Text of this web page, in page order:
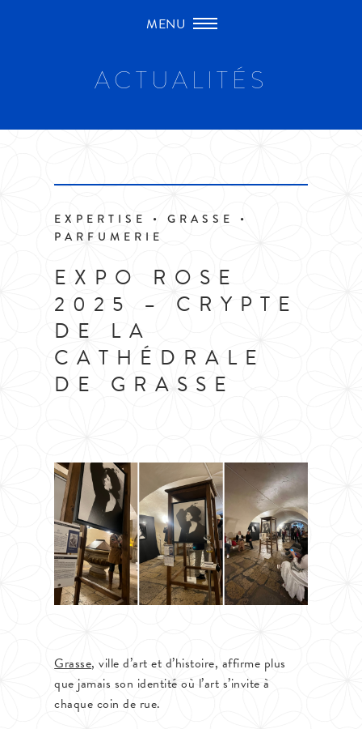
ACTUALITÉS
EXPERTISE • GRASSE •
PARFUMERIE
EXPO ROSE
2025 – CRYPTE
DE LA
CATHÉDRALE
DE GRASSE
Grasse, ville d’art et d’histoire, affirme plus
que jamais son identité où l’art s’invite à
chaque coin de rue.